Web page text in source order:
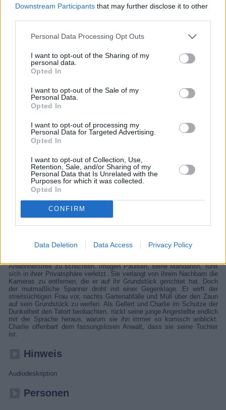
Downstream Participants that may further disclose it to other
Personal Data Processing Opt Outs
I want to opt-out of the Sharing of my
personal data.
Opted In
I want to opt-out of the Sale of my
Personal Data.
Opted In
I want to opt-out of processing my
Personal Data for Targeted Advertising.
Opted In
I want to opt-out of Collection, Use,
Retention, Sale, and/or Sharing of my
Personal Data that Is Unrelated with the
Purposes for which it was collected.
Opted In
CONFIRM
Data Deletion Data Access Privacy Policy
Blutlinien
Serie
Details
Isas Bruder Egin, der wegen Mordes angeklagt und deshalb
untergetaucht war, steht plötzlich vor ihrer Tür. Er setzt sie und seine
und nur Isa kann durch eine Knochenmarkspende sein Leben retten.
Das stürzt Isa in ein Dilemma: Warum sollte sie ihrem Bruder helfen,
und legt ein Geständnis ab, im Gegenzug erhält Egin Haftverschonung
und kann sich in einem Krankenhaus behandeln lassen. Doch wird sich
Anwohnerstreit zu schlichten. Imogen Paulsen, seine Mandantin, fühlt
sich in ihrer Privatsphäre verletzt. Sie verlangt von ihrem Nachbarn die
Kameras zu entfernen, die er auf ihr Grundstück gerichtet hat. Doch
der mutmaßliche Spanner droht mit einer Gegenklage. Er wirft der
streitsüchtigen Frau vor, nachts Gartenabfälle und Müll über den Zaun
auf sein Grundstück zu werfen. Als Gellert und Charlie im Schutze der
Dunkelheit den Tatort beobachten, rückt seine junge Angestellte endlich
mit der Sprache heraus, warum sie ihn immer so komisch anblickt.
Charlie offenbart dem fassungslosen Anwalt, dass sie seine Tochter
ist.
Hinweis
Audiodeskription
Personen